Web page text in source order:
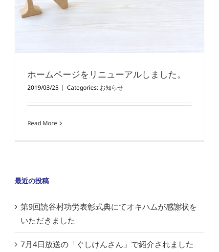
ホームページをリニューアルしました。
2019/03/25 | Categories: お知らせ
Read More
最近の投稿
第9回読谷村功労表彰式典にてオキハムが感謝状を
いただきました
7月4日放送の「ぐしけんさん」で紹介されました